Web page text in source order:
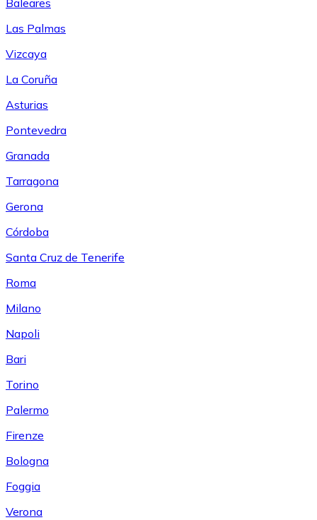
Baleares
Las Palmas
Vizcaya
La Coruña
Asturias
Pontevedra
Granada
Tarragona
Gerona
Córdoba
Santa Cruz de Tenerife
Roma
Milano
Napoli
Bari
Torino
Palermo
Firenze
Bologna
Foggia
Verona